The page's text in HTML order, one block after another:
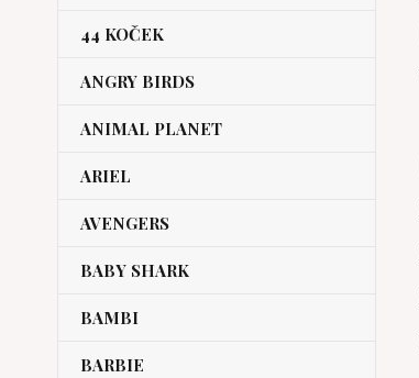
44 KOČEK
ANGRY BIRDS
ANIMAL PLANET
ARIEL
AVENGERS
BABY SHARK
BAMBI
BARBIE